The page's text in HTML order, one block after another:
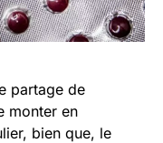
partage de
monter en
bien que, le